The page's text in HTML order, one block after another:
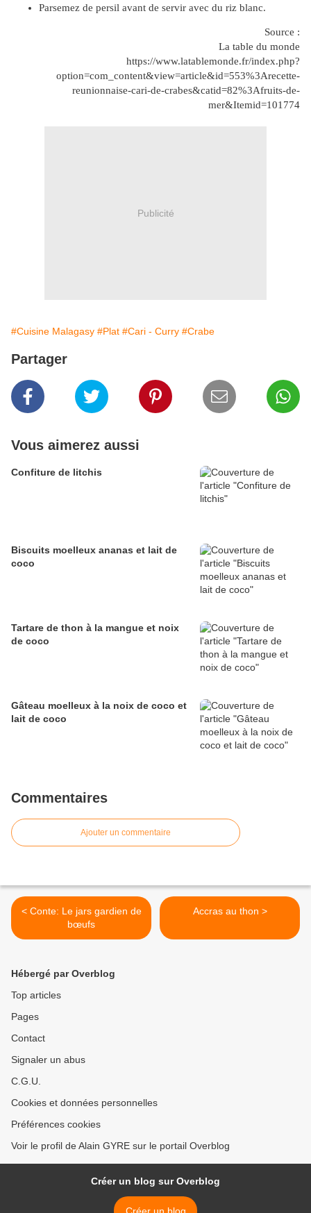
Parsemez de persil avant de servir avec du riz blanc.
Source :
La table du monde
https://www.latablemonde.fr/index.php?
option=com_content&view=article&id=553%3Arecette-
reunionnaise-cari-de-crabes&catid=82%3Afruits-de-
mer&Itemid=101774
Publicité
#Cuisine Malagasy #Plat #Cari - Curry #Crabe
Partager
Vous aimerez aussi
Confiture de litchis
Biscuits moelleux ananas et lait de
coco
Tartare de thon à la mangue et noix
de coco
Gâteau moelleux à la noix de coco et
lait de coco
Commentaires
Ajouter un commentaire
< Conte: Le jars gardien de
bœufs
Accras au thon >
Hébergé par Overblog
Top articles
Pages
Contact
Signaler un abus
C.G.U.
Cookies et données personnelles
Préférences cookies
Voir le profil de Alain GYRE sur le portail Overblog
Créer un blog sur Overblog